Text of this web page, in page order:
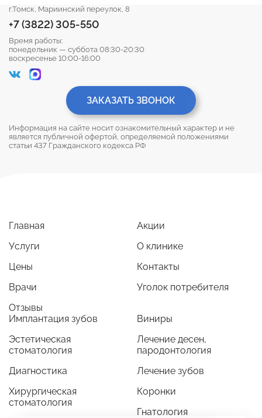
г.Томск, Мариинский переулок, 8
+7 (3822) 305-550
Время работы:
понедельник — суббота 08:30-20:30
воскресенье 10:00-16:00
ЗАКАЗАТЬ ЗВОНОК
Информация на сайте носит ознакомительный характер и не
является публичной офертой, определяемой положениями
статьи 437 Гражданского кодекса РФ
Главная
Услуги
Цены
Врачи
Отзывы
Акции
О клинике
Контакты
Уголок потребителя
Имплантация зубов
Эстетическая
стоматология
Диагностика
Хирургическая
стоматология
Виниры
Лечение десен,
пародонтология
Лечение зубов
Коронки
Гнатология